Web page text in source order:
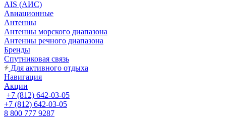
AIS (АИС)
Авиационные
Антенны
Антенны морского диапазона
Антенны речного диапазона
Бренды
Спутниковая связь
Для активного отдыха
Навигация
Акции
+7 (812) 642-03-05
+7 (812) 642-03-05
8 800 777 9287